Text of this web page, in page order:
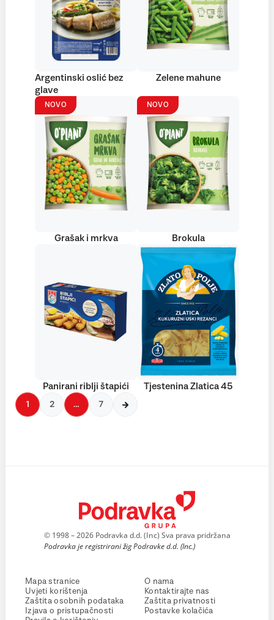
Argentinski oslić bez
glave
Zelene mahune
NOVO
Grašak i mrkva
NOVO
Brokula
Panirani riblji štapići Tjestenina Zlatica 45
1 2 … 7
© 1998 – 2026 Podravka d.d. (Inc) Sva prava pridržana
Podravka je registrirani žig Podravke d.d. (Inc.)
Mapa stranice
Uvjeti korištenja
Zaštita osobnih podataka
Izjava o pristupačnosti
O nama
Kontaktirajte nas
Zaštita privatnosti
Postavke kolačića